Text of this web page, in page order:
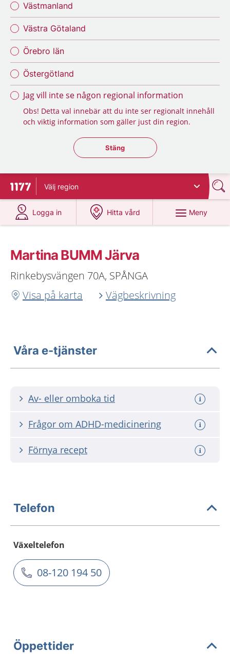
Västmanland
Västra Götaland
Örebro län
Östergötland
Jag vill inte se någon regional information
Obs! Detta val innebär att du inte ser regionalt innehåll
och viktig information som gäller just din region.
Stäng regionsväljaren
Stäng
Till startsidan för 1177
Välj region
Logga in
på 1177.se
Hitta vård
på 1177.se
Meny
Martina BUMM Järva
Rinkebysvängen 70A, SPÅNGA
Visa på karta
Vägbeskrivning
Våra e-tjänster
Av- eller omboka tid
Frågor om ADHD-medicinering
Förnya recept
Telefon
Växeltelefon
08-120 194 50
Öppettider